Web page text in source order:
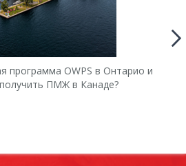
программа OWPS в Онтарио и
ПМЖ в Канаде?